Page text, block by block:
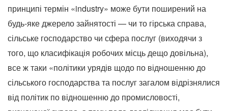
принципі термін «industry» може бути поширений на
будь-яке джерело зайнятості — чи то гірська справа,
сільське господарство чи сфера послуг (виходячи з
того, що класифікація робочих місць дещо довільна),
все ж таки «політики урядів щодо по відношенню до
сільського господарства та послуг загалом відрізнялися
від політик по відношенню до промисловості,